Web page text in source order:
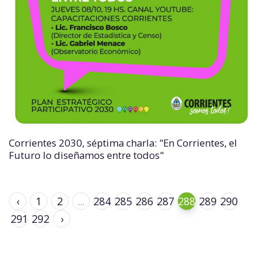
Corrientes 2030, séptima charla: "En Corrientes, el
Futuro lo diseñamos entre todos"
‹ 1 2 ... 284 285 286 287 288 289 290
291 292 ›